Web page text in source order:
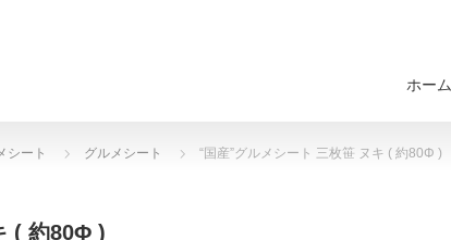
ホーム
シート グルメシート “国産”グルメシート 三枚笹 ヌキ ( 約80Φ )
( 約80Φ )